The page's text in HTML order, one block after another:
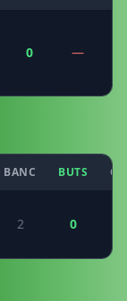
0 —
BANC BUTS
2 0